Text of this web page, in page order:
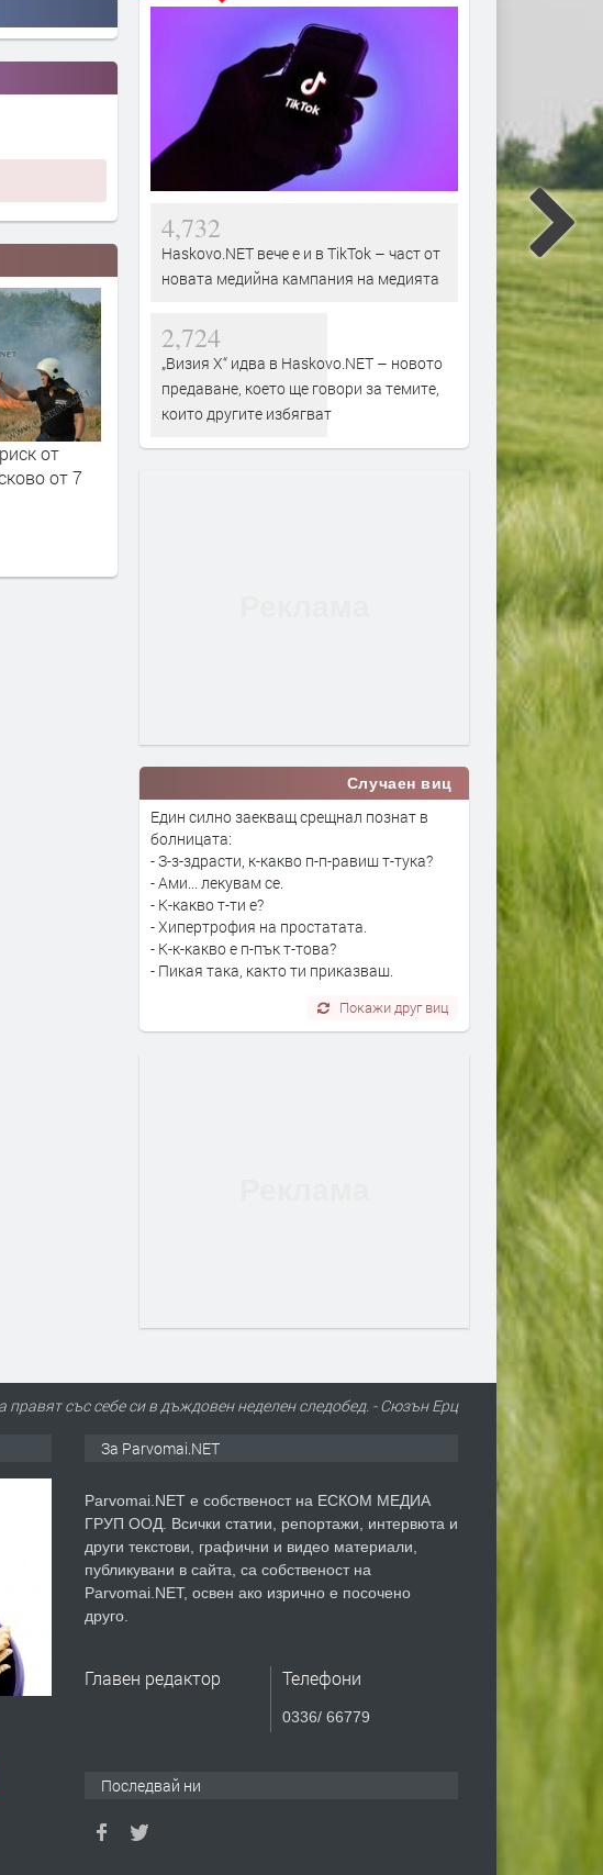
от
от 7
Светилището на нимфите и
Димитровград отново
бригадирска столица по
80 години от
бригадирско движение
4,732
Haskovo.NET вече е и в TikTok – част от
новата медийна кампания на медията
2,724
„Визия Х“ идва в Haskovo.NET – новото
предаване, което ще говори за темите,
които другите избягват
Случаен виц
Един силно заекващ срещнал познат в
болницата:
- З-з-здрасти, к-какво п-п-равиш т-тука?
- Ами... лекувам се.
- К-какво т-ти е?
- Хипертрофия на простатата.
- К-к-какво е п-пък т-това?
- Пикая така, както ти приказваш.
Покажи друг виц
със себе си в дъждовен неделен следобед. - Сюзън Ерц
За Parvomai.NET
Parvomai.NET е собственост на ЕСКОМ МЕДИА
ГРУП ООД. Всички статии, репортажи, интервюта и
други текстови, графични и видео материали,
публикувани в сайта, са собственост на
Parvomai.NET, освен ако изрично е посочено
друго.
Главен редактор Телефони
0336/ 66779
Последвай ни